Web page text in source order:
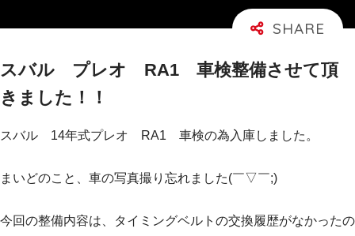
スバル プレオ RA1 車検整備させて頂
きました！！
スバル 14年式プレオ RA1 車検の為入庫しました。
まいどのこと、車の写真撮り忘れました(￣▽￣;)
今回の整備内容は、タイミングベルトの交換履歴がなかったの